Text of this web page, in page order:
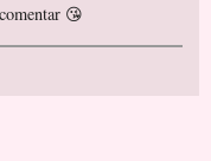
😘